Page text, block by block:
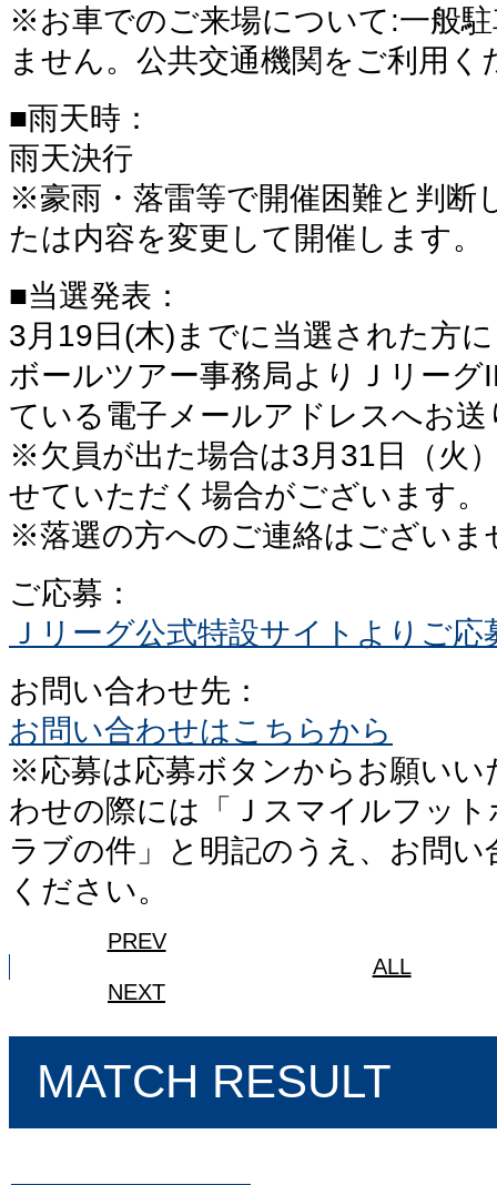
※お車でのご来場について:一般
ません。公共交通機関をご利用く
■雨天時：
雨天決行
※豪雨・落雷等で開催困難と判断
たは内容を変更して開催します。
■当選発表：
3月19日(木)までに当選された方
ボールツアー事務局よりＪリー
ている電子メールアドレスへお
※欠員が出た場合は3月31日（火
せていただく場合がございます。
※落選の方へのご連絡はございま
ご応募：
Ｊリーグ公式特設サイトよりご
お問い合わせ先：
お問い合わせはこちらから
※応募は応募ボタンからお願いい
わせの際には「Ｊスマイルフッ
ラブの件」と明記のうえ、お問
ください。
PREV
ALL
NEXT
MATCH RESULT